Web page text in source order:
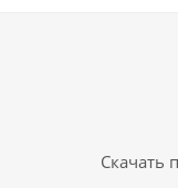
Скачать